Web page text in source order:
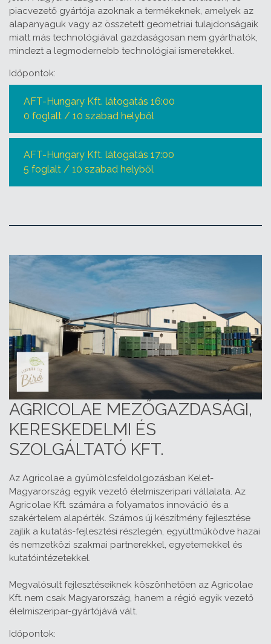
piacvezető gyártója azoknak a termékeknek, amelyek az
alapanyaguk vagy az összetett geometriai tulajdonságaik
miatt más technológiával gazdaságosan nem gyárthatók,
mindezt a legmodernebb technológiai ismeretekkel.
Időpontok:
AFT-Hungary Kft. látogatás 16:00
0 foglalt / 10 szabad helyből
AFT-Hungary Kft. látogatás 17:00
5 foglalt / 10 szabad helyből
AGRICOLAE MEZŐGAZDASÁGI,
KERESKEDELMI ÉS
SZOLGÁLTATÓ KFT.
Az Agricolae a gyümölcsfeldolgozásban Kelet-
Magyarország egyik vezető élelmiszeripari vállalata. Az
Agricolae Kft. számára a folyamatos innováció és a
szakértelem alapérték. Számos új készítmény fejlesztése
zajlik a kutatás-fejlesztési részlegén, együttműködve hazai
és nemzetközi szakmai partnerekkel, egyetemekkel és
kutatóintézetekkel.
Megvalósult fejlesztéseiknek köszönhetően az Agricolae
Kft. nem csak Magyarország, hanem a régió egyik vezető
élelmiszeripar-gyártójává vált.
Időpontok: